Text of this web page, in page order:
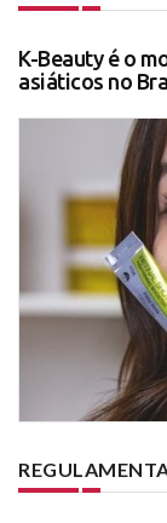
K-Beauty é o
asiáticos no